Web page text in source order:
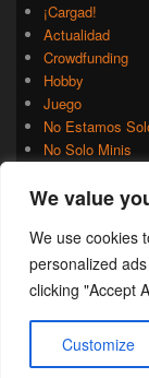
We value
We use cookies
personalized
clicking "Accept
Customize
¡Cargad!
Actualidad
Crowdfunding
Hobby
Juego
No Estamos
No Solo Minis
Rumores
Uncategorized
Copyright ©